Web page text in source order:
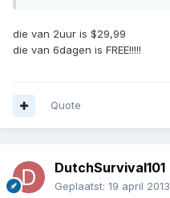
die van 2uur is $29,99
die van 6dagen is FREE!!!!!
Quote
DutchSurvival101
Geplaatst: 19 april 2013